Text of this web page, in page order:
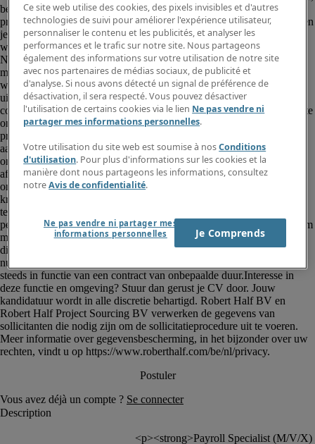
Ce site web utilise des cookies, des pixels invisibles et d'autres
technologies de suivi pour améliorer l'expérience utilisateur,
personnaliser le contenu et les publicités, et analyser les
performances et le trafic sur notre site. Nous partageons
également des informations sur votre utilisation de notre site
avec nos partenaires de médias sociaux, de publicité et
d'analyse. Si nous avons détecté un signal de préférence de
désactivation, il sera respecté. Vous pouvez désactiver
l'utilisation de certains cookies via le lien Ne pas vendre ni
partager mes informations personnelles.
Votre utilisation du site web est soumise à nosConditions
d'utilisation. Pour plus d'informations sur les cookies et la
manière dont nous partageons les informations, consultez
notreAvis de confidentialité.
Ne pas vendre ni partager mes
informations personnelles Je Comprends